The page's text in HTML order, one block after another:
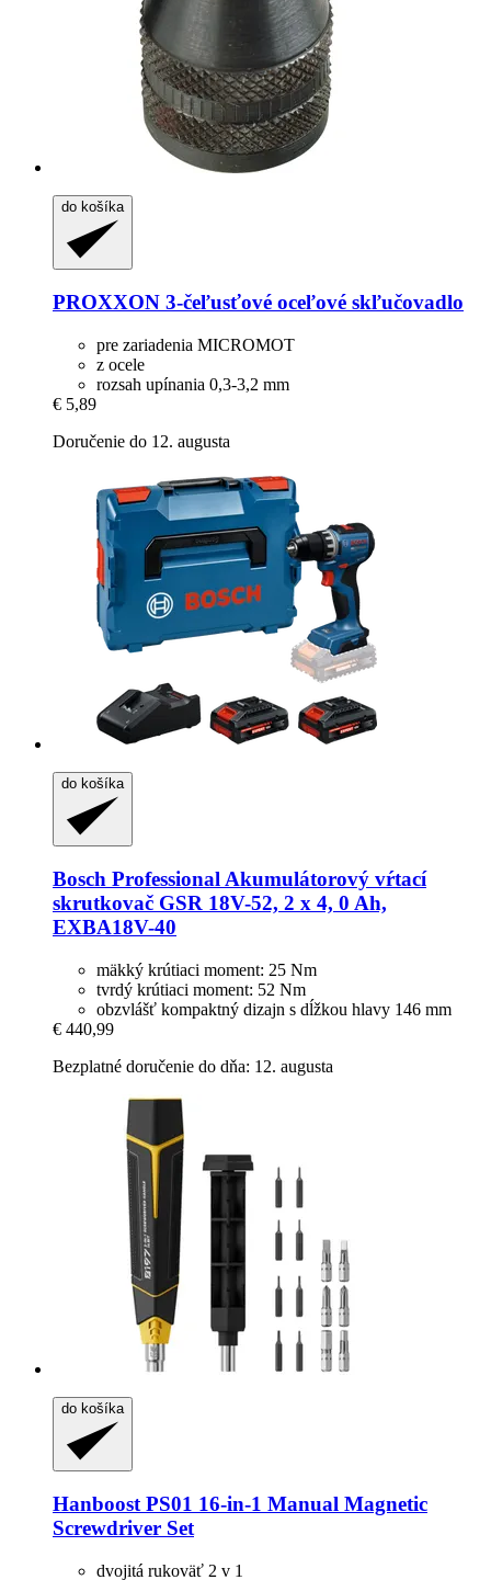
do košíka
PROXXON 3-​čeľusťové oceľové skľučovadlo
pre zariadenia MICROMOT
z ocele
rozsah upínania 0,3-3,2 mm
€ 5,89
Doručenie do 12. augusta
do košíka
Bosch Professional Akumulátorový vŕtací
skrutkovač GSR 18V-​52, 2 x 4, 0 Ah,
EXBA18V-​40
mäkký krútiaci moment: 25 Nm
tvrdý krútiaci moment: 52 Nm
obzvlášť kompaktný dizajn s dĺžkou hlavy 146 mm
€ 440,99
Bezplatné doručenie do dňa: 12. augusta
do košíka
Hanboost PS01 16-​in-​1 Manual Magnetic
Screwdriver Set
dvojitá rukoväť 2 v 1